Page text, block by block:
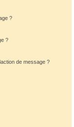
?
?
de message ?